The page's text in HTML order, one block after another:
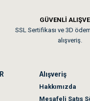
sipariş bir sonraki gün
GÜVENLİ
SSL Sertifikası ve 3D
alışveriş.
Alışveriş
Hakkımızda
Mesafeli Satış